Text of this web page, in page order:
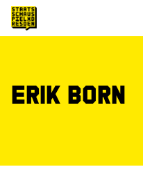
Erik Born